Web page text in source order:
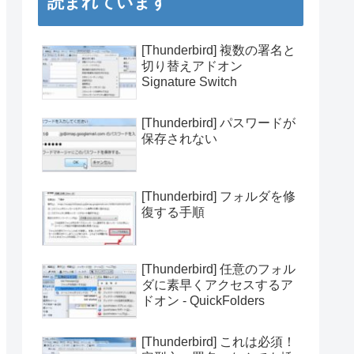
[Thunderbird] 複数の署名と
切り替えアドオン
Signature Switch
[Thunderbird] パスワードが
保存されない
[Thunderbird] フォルダを修
復する手順
[Thunderbird] 任意のフォル
ダに素早くアクセスするア
ドオン - QuickFolders
[Thunderbird] これは必須！